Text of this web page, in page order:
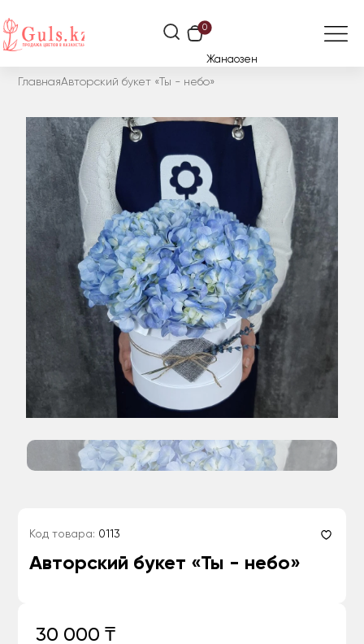
0
Жанаозен
ГлавнаяАвторский букет «Ты - небо»
Код товара: 0113
Авторский букет «Ты - небо»
30 000 ₸